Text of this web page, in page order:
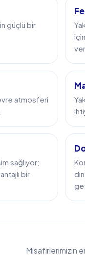
güçlü bir
atmosferi
sağlıyor;
bir
Misafirlerimizin